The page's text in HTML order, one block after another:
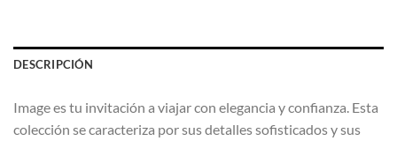
DESCRIPCIÓN
Image es tu invitación a viajar con elegancia y confianza. Esta
colección se caracteriza por sus detalles sofisticados y sus